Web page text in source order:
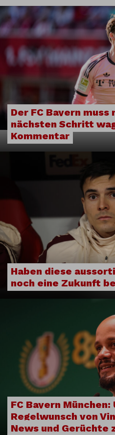
Der FC Bayern
nächsten Schritt
Kommentar
Haben diese
noch eine Zukunft
FC Bayern
Regelwunsch von
News und Gerüchte